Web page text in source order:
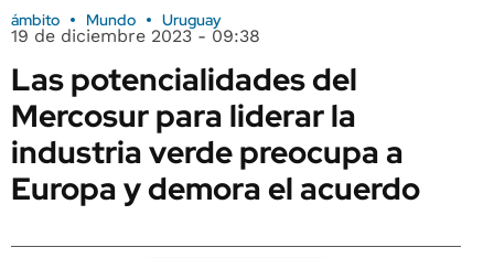
ámbito Mundo Uruguay
19 de diciembre 2023 - 09:38
Las potencialidades del
Mercosur para liderar la
industria verde preocupa a
Europa y demora el acuerdo